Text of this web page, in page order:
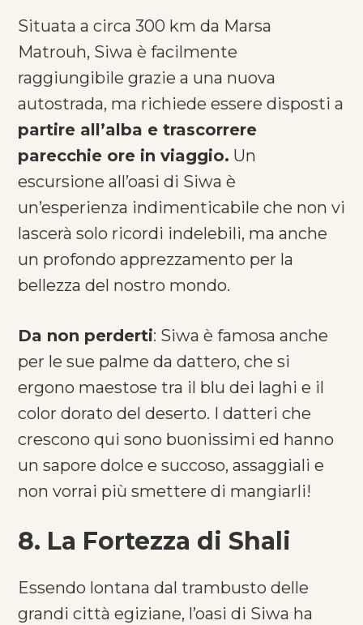
Situata a circa 300 km da Marsa
Matrouh, Siwa è facilmente
raggiungibile grazie a una nuova
autostrada, ma richiede essere disposti a
partire all’alba e trascorrere
parecchie ore in viaggio. Un
escursione all’oasi di Siwa è
un’esperienza indimenticabile che non vi
lascerà solo ricordi indelebili, ma anche
un profondo apprezzamento per la
bellezza del nostro mondo.
Da non perderti: Siwa è famosa anche
per le sue palme da dattero, che si
ergono maestose tra il blu dei laghi e il
color dorato del deserto. I datteri che
crescono qui sono buonissimi ed hanno
un sapore dolce e succoso, assaggiali e
non vorrai più smettere di mangiarli!
8. La Fortezza di Shali
Essendo lontana dal trambusto delle
grandi città egiziane, l’oasi di Siwa ha